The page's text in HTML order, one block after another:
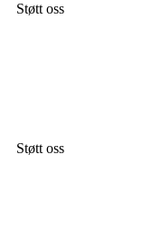
Støtt oss
Støtt oss